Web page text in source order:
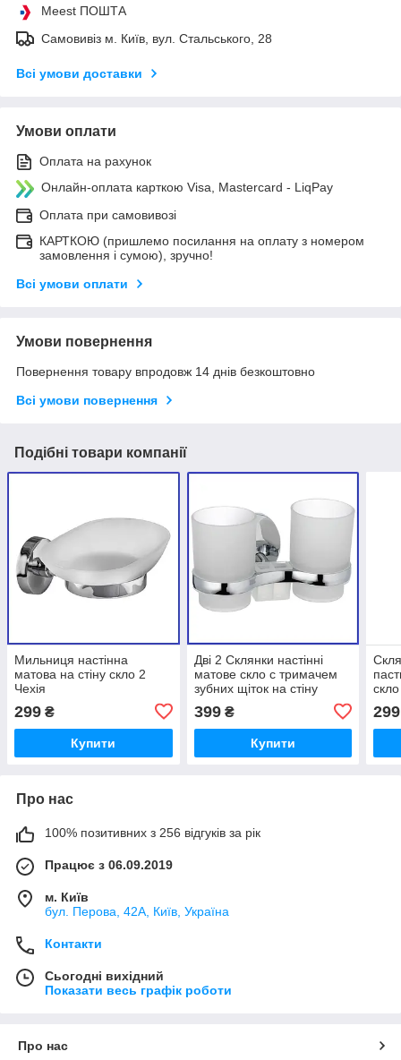
Meest ПОШТА
Самовивіз м. Київ, вул. Стальського, 28
Всі умови доставки
Умови оплати
Оплата на рахунок
Онлайн-оплата карткою Visa, Mastercard - LiqPay
Оплата при самовивозі
КАРТКОЮ (пришлемо посилання на оплату з номером
замовлення і сумою), зручно!
Всі умови оплати
Умови повернення
Повернення товару впродовж 14 днів безкоштовно
Всі умови повернення
Подібні товари компанії
Мильниця настінна
матова на стіну скло 2
Чехія
299 ₴
Купити
Дві 2 Склянки настінні
матове скло с тримачем
зубних щіток на стіну
399₴
Купити
299
Про нас
100% позитивних з 256 відгуків за рік
Працює з 06.09.2019
м. Київ
бул. Перова, 42А, Київ, Україна
Контакти
Сьогодні вихідний
Показати весь графік роботи
Про нас